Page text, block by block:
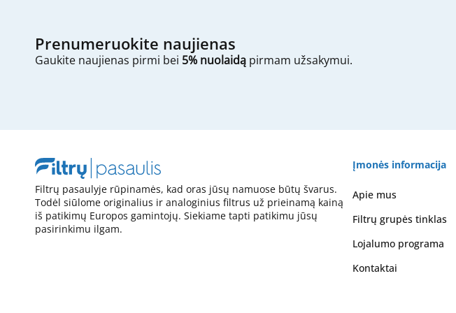
Prenumeruokite naujienas
Gaukite naujienas pirmi bei 5% nuolaidą pirmam užsakymui.
Filtrų pasaulyje rūpinamės, kad oras jūsų namuose būtų švarus.
Todėl siūlome originalius ir analoginius filtrus už prieinamą kainą
iš patikimų Europos gamintojų. Siekiame tapti patikimu jūsų
pasirinkimu ilgam.
Įmonės informacija
Apie mus
Filtrų grupės tinklas
Lojalumo programa
Kontaktai